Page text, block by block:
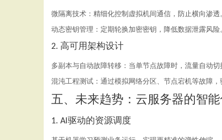
微隔离技术：精细化控制虚拟机间通信，防止横向渗透
动态密钥管理：定期轮换加密密钥，降低数据泄露风险
2. 高可用架构设计
多副本与自动故障转移：当单节点故障时，流量自动切
混沌工程测试：通过模拟网络分区、节点宕机等故障，
五、未来趋势：云服务器的智
1. AI驱动的资源调度